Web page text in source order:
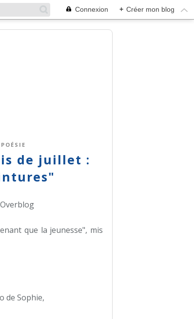
Connexion + Créer mon blog
POÉSIE
de juillet :
que la jeunesse", mis
de Sophie,